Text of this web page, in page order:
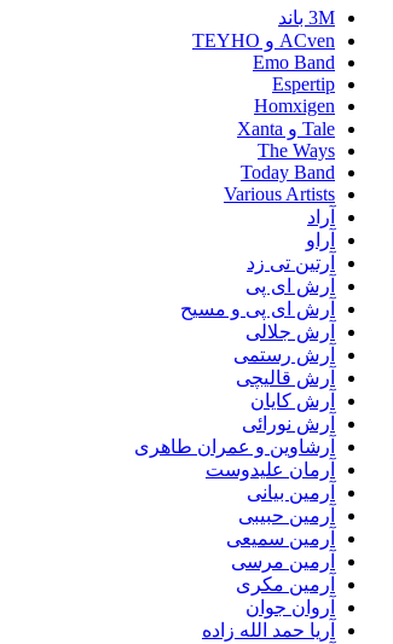
3M باند
ACven و TEYHO
Emo Band
Espertip
Homxigen
Tale و Xanta
The Ways
Today Band
Various Artists
آراد
آراو
آرتین تی زد
آرش ای پی
آرش ای پی و مسیح
آرش جلالی
آرش رستمی
آرش قالیچی
آرش کایان
آرش نورائی
آرشاوین و عمران طاهری
آرمان علیدوست
آرمین بیانی
آرمین حبیبی
آرمین سمیعی
آرمین مرسی
آرمین مکری
آروان جوان
آریا حمد الله زاده